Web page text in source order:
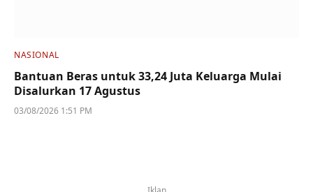
NASIONAL
Bantuan Beras untuk 33,24 Juta Keluarga Mulai
Disalurkan 17 Agustus
03/08/2026 1:51 PM